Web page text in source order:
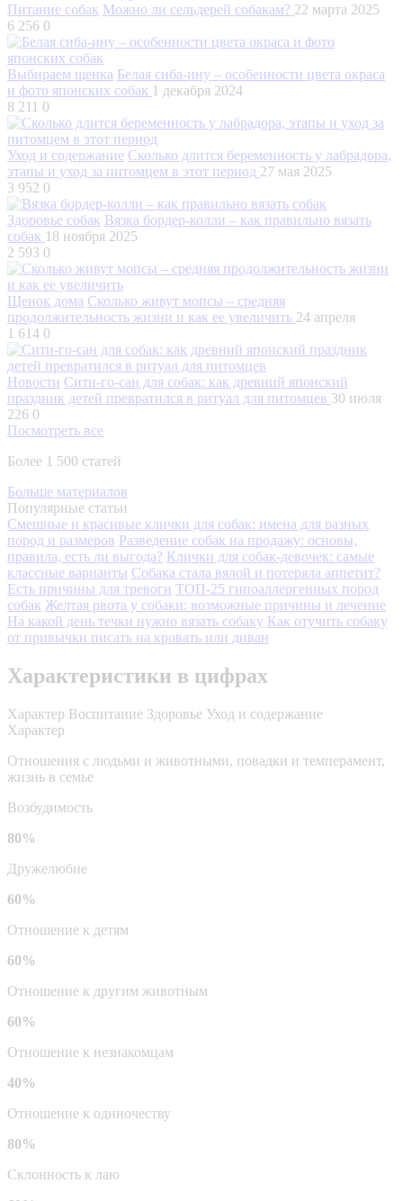
Питание собак Можно ли сельдерей собакам? 22 марта 2025
6 256 0
Выбираем щенка Белая сиба-ину – особенности цвета окраса
и фото японских собак 1 декабря 2024
8 211 0
Уход и содержание Сколько длится беременность у лабрадора,
этапы и уход за питомцем в этот период 27 мая 2025
3 952 0
Здоровье собак Вязка бордер-колли – как правильно вязать
собак 18 ноября 2025
2 593 0
Щенок дома Сколько живут мопсы – средняя
продолжительность жизни и как ее увеличить 24 апреля
1 614 0
Новости Сити-го-сан для собак: как древний японский
праздник детей превратился в ритуал для питомцев 30 июля
226 0
Посмотреть все
Более 1 500 статей
Больше материалов
Популярные статьи
Смешные и красивые клички для собак: имена для разных
пород и размеров Разведение собак на продажу: основы,
правила, есть ли выгода? Клички для собак-девочек: самые
классные варианты Собака стала вялой и потеряла аппетит?
Есть причины для тревоги ТОП-25 гипоаллергенных пород
собак Желтая рвота у собаки: возможные причины и лечение
На какой день течки нужно вязать собаку Как отучить собаку
от привычки писать на кровать или диван
Характеристики в цифрах
Характер Воспитание Здоровье Уход и содержание
Характер
Отношения с людьми и животными, повадки и темперамент,
жизнь в семье
Возбудимость
80%
Дружелюбие
60%
Отношение к детям
60%
Отношение к другим животным
60%
Отношение к незнакомцам
40%
Отношение к одиночеству
80%
Склонность к лаю